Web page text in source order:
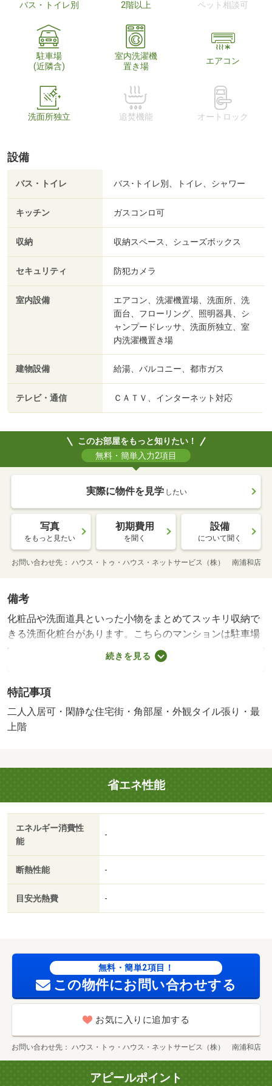
バス・トイレ別 2階以上 ペット相談可
駐車場
(近隣含)
室内洗濯機
置き場
エアコン
洗面所独立 追焚機能 オートロック
設備
バス・トイレ バス･トイレ別、トイレ、シャワー
キッチン ガスコンロ可
収納 収納スペース、シューズボックス
セキュリティ 防犯カメラ
室内設備
エアコン、洗濯機置場、洗面所、洗
面台、フローリング、照明器具、シ
ャンプードレッサ、洗面所独立、室
内洗濯機置き場
建物設備 給湯、バルコニー、都市ガス
テレビ・通信 ＣＡＴＶ、インターネット対応
このお部屋をもっと知りたい！
無料・簡単入力2項目
実際に物件を見学 したい
写真
をもっと見たい
初期費用
を聞く
設備
について聞く
お問い合わせ先 ハウス・トゥ・ハウス・ネットサービス（株） 南浦和店
備考
化粧品や洗面道具といった小物をまとめてスッキリ収納で
きる洗面化粧台があります。こちらのマンションは駐車場
が月額１３２００円でご利用いただけます。住み替えをご
希望の方へこの物件は令和８年８月の入居日指定物件で
す。片方にしか他の住戸が接していないため、隣人との騒
音トラブルも起こりにくい角部屋になります。インターネ
ットの使用が可能な物件です。こちらのお部屋で新しい生
加入要（加入要 日本セーフティ㈱ 初回保証料：月支払
額（家賃＋共益費＋駐車料）の５０％ 更新１年毎：１
０，０００円）・鍵交換代：あり１８，７００円～・化粧
品やスタイリング剤などをまとめて出して、サッと身支度
を整えられる独立洗面台を採用しています。防犯カメラ付
きの物件となっています。角部屋物件はいかがでしょう
続きを見る
特記事項
二人入居可・閑静な住宅街・角部屋・外観タイル張り・最
上階
省エネ性能
エネルギー消費性
能
-
断熱性能 -
目安光熱費 -
無料・簡単2項目！
この物件にお問い合わせする
お気に入りに追加する
お問い合わせ先 ハウス・トゥ・ハウス・ネットサービス（株） 南浦和店
アピールポイント